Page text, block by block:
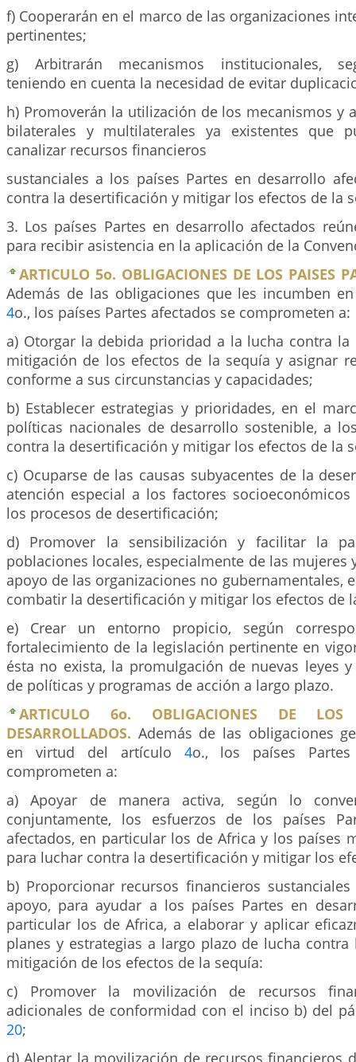
f) Cooperarán en el marco de las organizaciones
pertinentes;
g) Arbitrarán mecanismos institucionales,
teniendo en cuenta la necesidad de evitar
h) Promoverán la utilización de los mecanismos y
bilaterales y multilaterales ya existentes que
canalizar recursos financieros
sustanciales a los países Partes en desarrollo
contra la desertificación y mitigar los efectos de la
3. Los países Partes en desarrollo afectados
para recibir asistencia en la aplicación de la
ARTICULO 5o. OBLIGACIONES DE LOS PAISES
Además de las obligaciones que les incumben
4o., los países Partes afectados se comprometen a:
a) Otorgar la debida prioridad a la lucha contra la
mitigación de los efectos de la sequía y asignar
conforme a sus circunstancias y capacidades;
b) Establecer estrategias y prioridades, en el
políticas nacionales de desarrollo sostenible, a
contra la desertificación y mitigar los efectos de la
c) Ocuparse de las causas subyacentes de la
atención especial a los factores
los procesos de desertificación;
d) Promover la sensibilización y facilitar la
poblaciones locales, especialmente de las mujeres
apoyo de las organizaciones no gubernamentales,
combatir la desertificación y mitigar los efectos de
e) Crear un entorno propicio, según
fortalecimiento de la legislación pertinente en
ésta no exista, la promulgación de nuevas leyes
de políticas y programas de acción a largo plazo.
ARTICULO 6o. OBLIGACIONES DE LOS
DESARROLLADOS. Además de las obligaciones
en virtud del artículo 4o., los países
comprometen a:
a) Apoyar de manera activa, según lo
conjuntamente, los esfuerzos de los países
afectados, en particular los de Africa y los países
para luchar contra la desertificación y mitigar los
b) Proporcionar recursos financieros
apoyo, para ayudar a los países Partes en
particular los de Africa, a elaborar y aplicar
planes y estrategias a largo plazo de lucha
mitigación de los efectos de la sequía:
c) Promover la movilización de recursos
adicionales de conformidad con el inciso b) del
20;
d) Alentar la movilización de recursos financieros